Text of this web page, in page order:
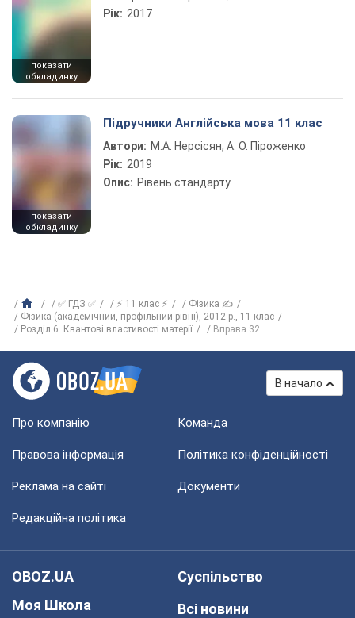
показати
обкладинку
Рік: 2017
показати
обкладинку
Підручники Англійська мова 11 клас
Автори: М.А. Нерсісян, А. О. Піроженко
Рік: 2019
Опис: Рівень стандарту
✅ ГДЗ ✅ ⚡ 11 клас ⚡
Фізика ✍
Фізика (академічний, профільний рівні), 2012 р., 11 клас
Розділ 6. Квантові властивості матерії
Вправа 32
В начало
Про компанію Команда
Правова інформація Політика конфіденційності
Реклама на сайті Документи
Редакційна політика
OBOZ.UA
Моя Школа
Суспільство
Всі новини